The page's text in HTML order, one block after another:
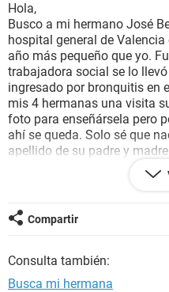
Hola,
Busco a mi hermano José
hospital general de
año más pequeño que yo.
trabajadora social se lo
ingresado por bronquitis en
mis 4 hermanas una visita
foto para enseñársela pero
ahí se queda. Solo sé que
apellido de su padre y
dejo mi tlf 610988315 o en
Compartir
Consulta también:
Busca mi hermana